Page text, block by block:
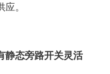
。
静态旁路开关灵活